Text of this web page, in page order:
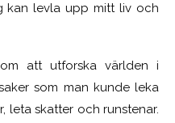
kan levla upp mitt liv och
att utforska världen i
som man kunde leka
leta skatter och runstenar.